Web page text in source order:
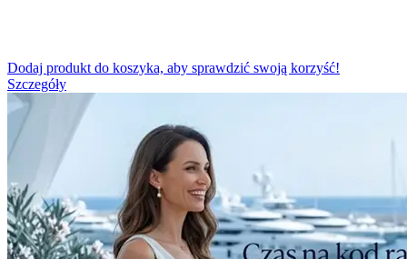
Dodaj produkt do koszyka, aby sprawdzić swoją korzyść!
Szczegóły